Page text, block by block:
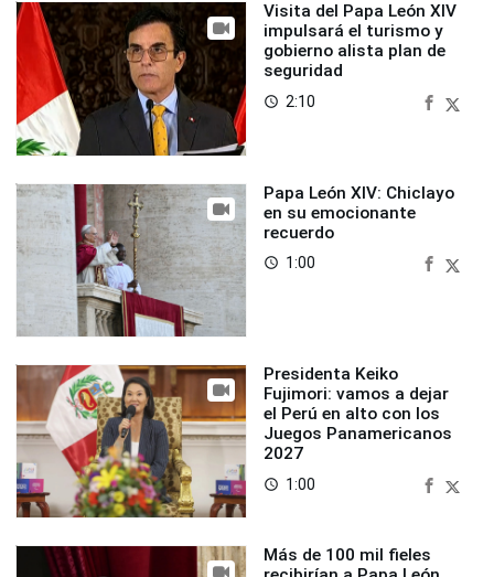
Visita del Papa León XIV
impulsará el turismo y
gobierno alista plan de
seguridad
access_time 2:10
Papa León XIV: Chiclayo
en su emocionante
recuerdo
access_time 1:00
Presidenta Keiko
Fujimori: vamos a dejar
el Perú en alto con los
Juegos Panamericanos
2027
access_time 1:00
Más de 100 mil fieles